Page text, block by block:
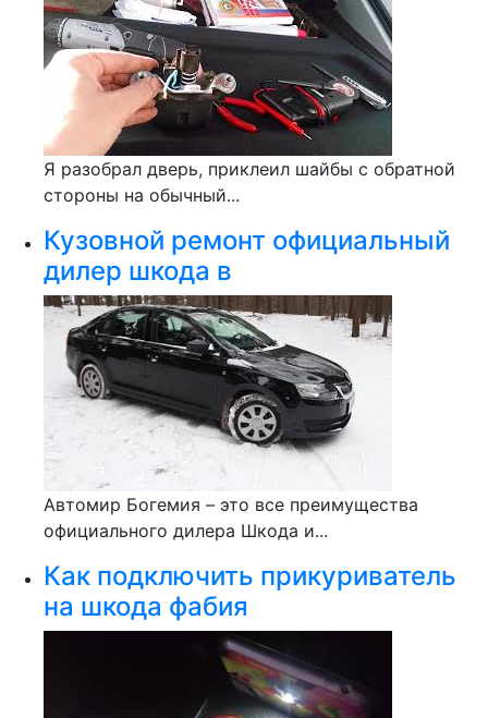
Я разобрал дверь, приклеил шайбы с обратной
стороны на обычный...
Кузовной ремонт официальный
дилер шкода в
Автомир Богемия – это все преимущества
официального дилера Шкода и...
Как подключить прикуриватель
на шкода фабия